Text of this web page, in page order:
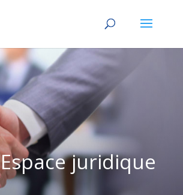
Espace juridique